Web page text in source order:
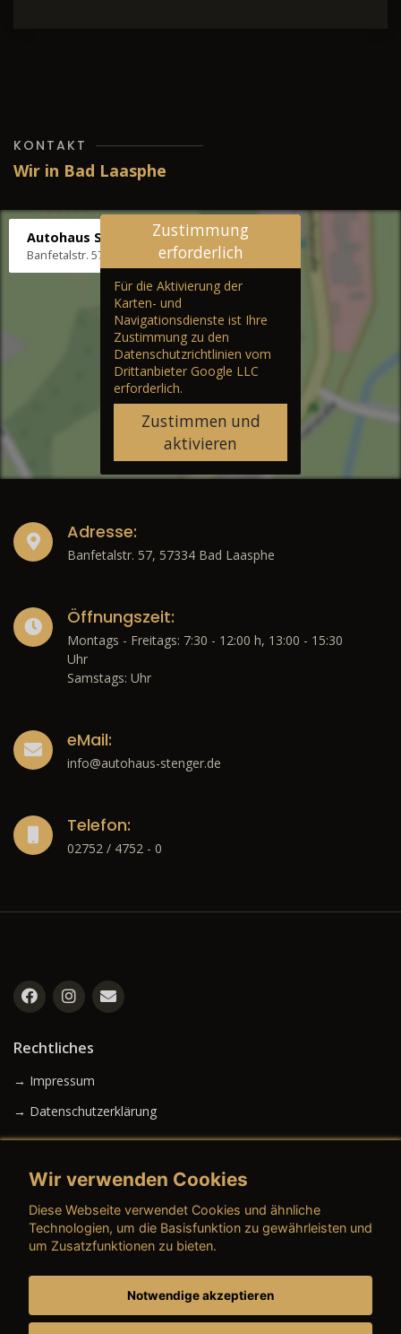
KONTAKT
Wir in Bad Laasphe
Autohaus Stenger
Banfetalstr. 57, 57334 Bad Laasphe
Zustimmung
erforderlich
Für die Aktivierung der
Karten- und
Navigationsdienste ist Ihre
Zustimmung zu den
Datenschutzrichtlinien vom
Drittanbieter Google LLC
erforderlich.
Zustimmen und
aktivieren
Adresse:
Banfetalstr. 57, 57334 Bad Laasphe
Öffnungszeit:
Montags - Freitags: 7:30 - 12:00 h, 13:00 - 15:30
Uhr
Samstags: Uhr
eMail:
info@autohaus-stenger.de
Telefon:
02752 / 4752 - 0
Rechtliches
→ Impressum
→ Datenschutzerklärung
→ AGB (Gebrauchtwagen)
→ AGB (Teile & Zubehör)
Wir verwenden Cookies
Diese Webseite verwendet Cookies und ähnliche
Technologien, um die Basisfunktion zu gewährleisten und
um Zusatzfunktionen zu bieten.
Notwendige akzeptieren